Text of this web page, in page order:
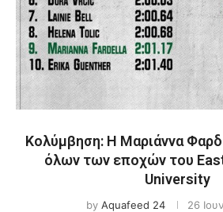
Κολύμβηση: Η Μαριάννα
όλων των εποχών του
University
by Aquafeed 24 26